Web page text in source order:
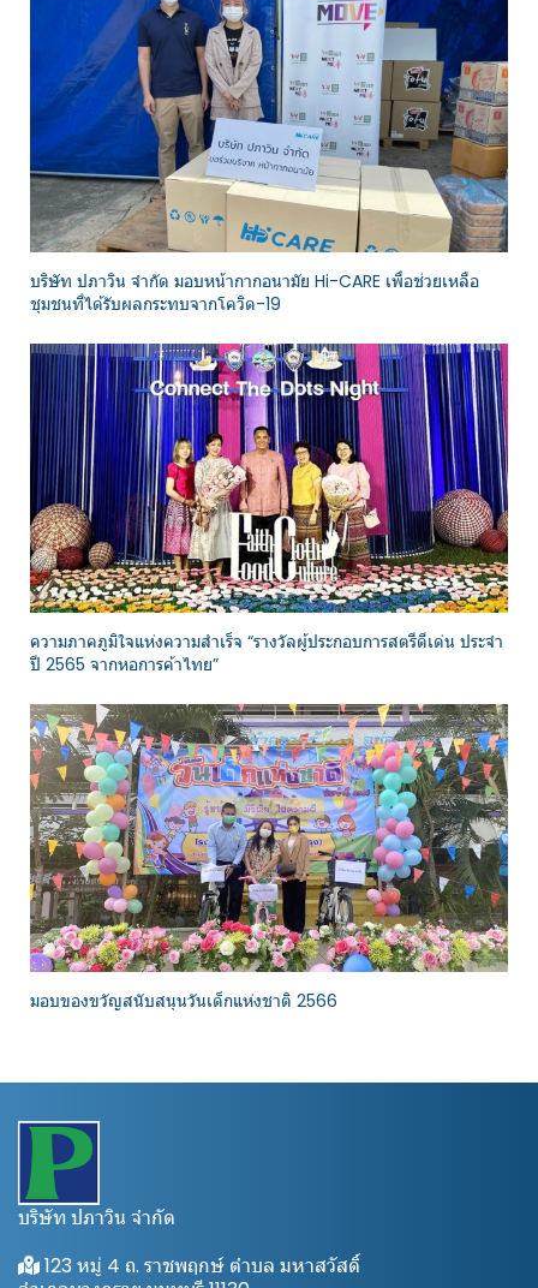
บริษัท ปภาวิน จำกัด มอบหน้ากากอนามัย Hi-CARE เพื่อช่วยเหลือ
ชุมชนที่ได้รับผลกระทบจากโควิด-19
ความภาคภูมิใจแห่งความสำเร็จ “รางวัลผู้ประกอบการสตรีดีเด่น ประจำ
ปี 2565 จากหอการค้าไทย”
มอบของขวัญสนับสนุนวันเด็กแห่งชาติ 2566
บริษัท ปภาวิน จำกัด
123 หมู่ 4 ถ. ราชพฤกษ์ ตำบล มหาสวัสดิ์